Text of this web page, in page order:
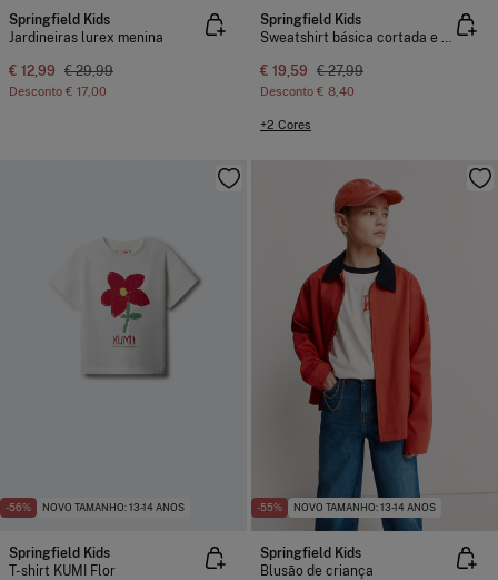
Springfield Kids
Jardineiras lurex menina
€ 12,99 € 29,99
Desconto € 17,00
Springfield Kids
Sweatshirt básica cortada e cosida para criança
€ 19,59 € 27,99
Desconto € 8,40
+2 Cores
-56% NOVO TAMANHO: 13-14 ANOS
Springfield Kids
T-shirt KUMI Flor
-55% NOVO TAMANHO: 13-14 ANOS
Springfield Kids
Blusão de criança